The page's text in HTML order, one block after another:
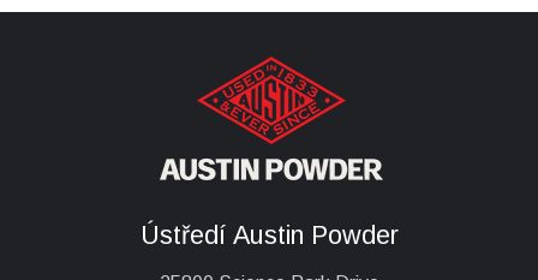
Ústředí Austin Powder